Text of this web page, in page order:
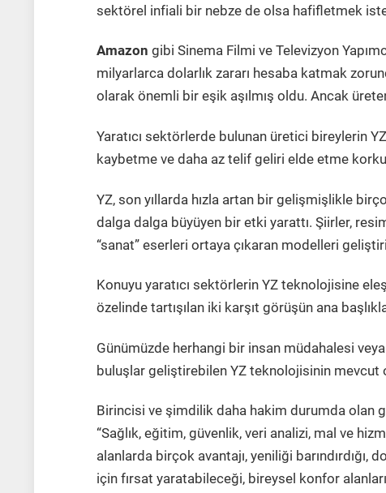
sektörel infiali bir nebze de olsa hafifletmek
Amazon gibi Sinema Filmi ve Televizyon
milyarlarca dolarlık zararı hesaba katmak
olarak önemli bir eşik aşılmış oldu. Ancak
Yaratıcı sektörlerde bulunan üretici bireylerin YZ
kaybetme ve daha az telif geliri elde etme
YZ, son yıllarda hızla artan bir gelişmişlikle
dalga dalga büyüyen bir etki yarattı. Şiirler,
“sanat” eserleri ortaya çıkaran modelleri
Konuyu yaratıcı sektörlerin YZ teknolojisine
özelinde tartışılan iki karşıt görüşün ana
Günümüzde herhangi bir insan müdahalesi
buluşlar geliştirebilen YZ teknolojisinin mevcut
Birincisi ve şimdilik daha hakim durumda olan
“Sağlık, eğitim, güvenlik, veri analizi, mal ve
alanlarda birçok avantajı, yeniliği barındırdığı,
için fırsat yaratabileceği, bireysel konfor